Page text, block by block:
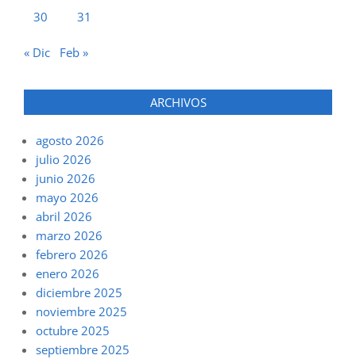
30
31
« Dic Feb »
ARCHIVOS
agosto 2026
julio 2026
junio 2026
mayo 2026
abril 2026
marzo 2026
febrero 2026
enero 2026
diciembre 2025
noviembre 2025
octubre 2025
septiembre 2025